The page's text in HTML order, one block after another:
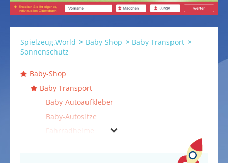
Spielzeug.World Baby-Shop
Baby Transport
Sonnenschutz
Baby-Shop
Baby Transport
Baby-Autoaufkleber
Baby-Autositze
Fahrradhelme